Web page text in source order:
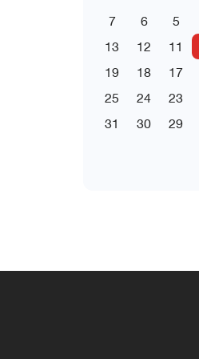
5
6
7
11
12
13
17
18
19
23
24
25
29
30
31